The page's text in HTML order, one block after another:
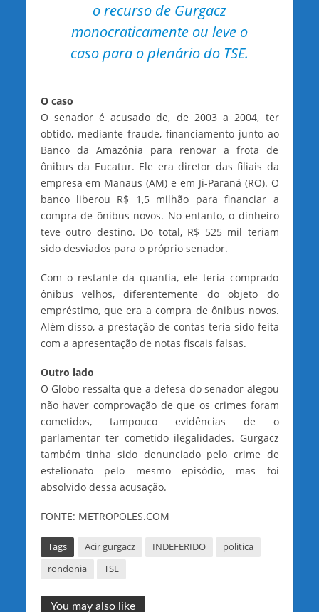
o recurso de Gurgacz
monocraticamente ou leve o
caso para o plenário do TSE.
O caso
O senador é acusado de, de 2003 a 2004, ter
obtido, mediante fraude, financiamento junto ao
Banco da Amazônia para renovar a frota de
ônibus da Eucatur. Ele era diretor das filiais da
empresa em Manaus (AM) e em Ji-Paraná (RO). O
banco liberou R$ 1,5 milhão para financiar a
compra de ônibus novos. No entanto, o dinheiro
teve outro destino. Do total, R$ 525 mil teriam
sido desviados para o próprio senador.
Com o restante da quantia, ele teria comprado
ônibus velhos, diferentemente do objeto do
empréstimo, que era a compra de ônibus novos.
Além disso, a prestação de contas teria sido feita
com a apresentação de notas fiscais falsas.
Outro lado
O Globo ressalta que a defesa do senador alegou
não haver comprovação de que os crimes foram
cometidos, tampouco evidências de o
parlamentar ter cometido ilegalidades. Gurgacz
também tinha sido denunciado pelo crime de
estelionato pelo mesmo episódio, mas foi
absolvido dessa acusação.
FONTE: METROPOLES.COM
Tags Acir gurgacz INDEFERIDO
politica
rondonia
TSE
You may also like